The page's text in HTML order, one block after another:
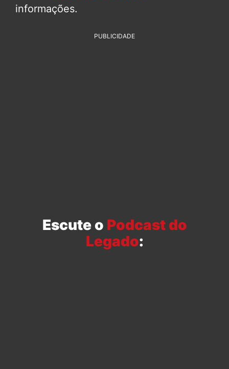
informações.
PUBLICIDADE
Escute o Podcast do
Legado: